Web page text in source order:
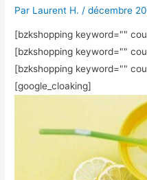
Par Laurent H. /décembre
[bzkshopping keyword=""
[bzkshopping keyword=""
[bzkshopping keyword=""
[google_cloaking]